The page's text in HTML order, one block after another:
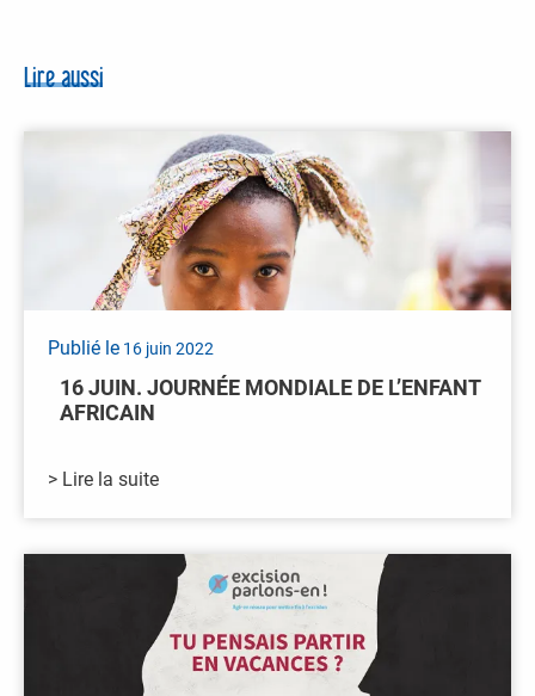
Lire aussi
Publié le 16 juin 2022
16 JUIN. JOURNÉE MONDIALE DE L’ENFANT
AFRICAIN
> Lire la suite